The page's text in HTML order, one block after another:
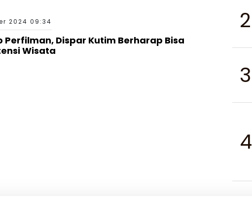
2024 09:34
Perfilman, Dispar Kutim Berharap Bisa
Wisata
2
3
4